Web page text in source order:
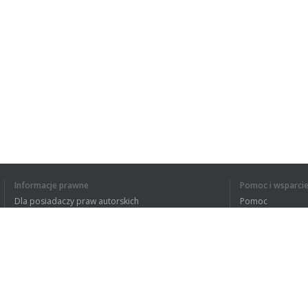
Informacje prawne
Dla posiadaczy praw autorskich
Pomoc i wsparcie
Pomoc